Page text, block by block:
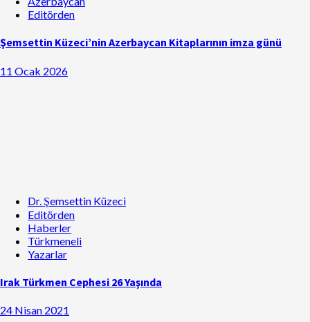
Editörden
Şemsettin Küzeci’nin Azerbaycan Kitaplarının imza günü
11 Ocak 2026
Dr. Şemsettin Küzeci
Editörden
Haberler
Türkmeneli
Yazarlar
Irak Türkmen Cephesi 26 Yaşında
24 Nisan 2021